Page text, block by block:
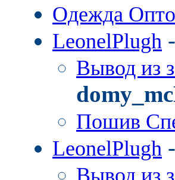
Одежда
LeonelPlugh -
Вывод из
Пошив
LeonelPlugh -
Вывод из